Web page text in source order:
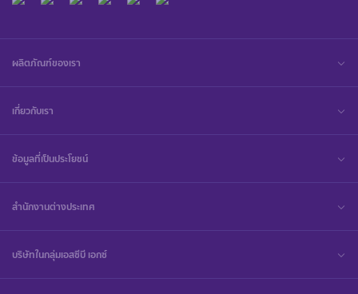
ผลิตภัณฑ์ของเรา
เกี่ยวกับเรา
ข้อมูลที่เป็นประโยชน์
สำนักงานต่างประเทศ
บริษัทในกลุ่มเอสซีบี เอกซ์